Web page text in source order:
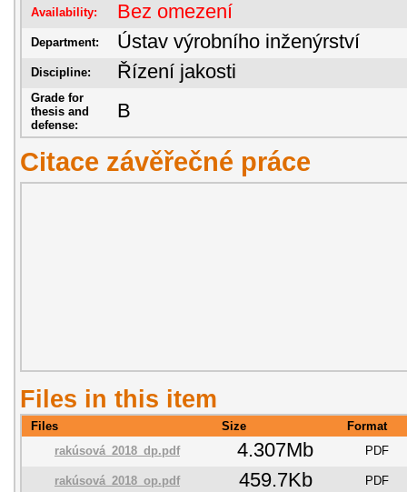
Availability: Bez omezení
Department: Ústav výrobního inženýrství
Discipline: Řízení jakosti
Grade for
thesis and
defense:
B
Citace závěřečné práce
Files in this item
Files Size
Format
rakúsová_2018_dp.pdf
4.307Mb PDF
rakúsová_2018_op.pdf 459.7Kb PDF